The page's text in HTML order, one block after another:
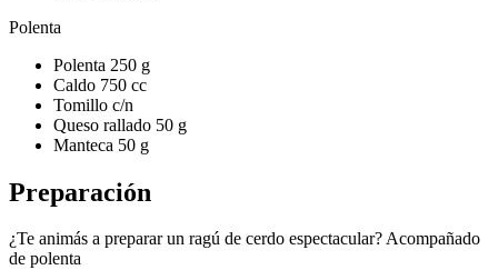
Polenta
Polenta 250 g
Caldo 750 cc
Tomillo c/n
Queso rallado 50 g
Manteca 50 g
Preparación
¿Te animás a preparar un ragú de cerdo espectacular? Acompañado
de polenta